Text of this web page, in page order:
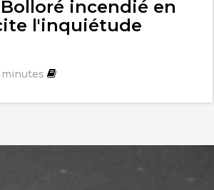
incendié en
l'inquiétude
minutes